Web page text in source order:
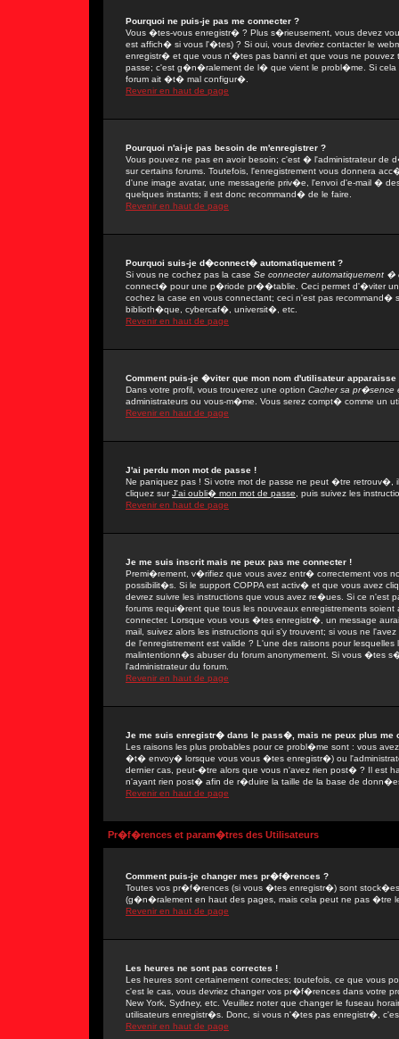
Pourquoi ne puis-je pas me connecter ?
Vous �tes-vous enregistr� ? Plus s�rieusement, vous devez
est affich� si vous l'�tes) ? Si oui, vous devriez contacter le
enregistr� et que vous n'�tes pas banni et que vous ne pouvez
passe; c'est g�n�ralement de l� que vient le probl�me. Si cela
forum ait �t� mal configur�.
Revenir en haut de page
Pourquoi n'ai-je pas besoin de m'enregistrer ?
Vous pouvez ne pas en avoir besoin; c'est � l'administrateur de
sur certains forums. Toutefois, l'enregistrement vous donnera
d'une image avatar, une messagerie priv�e, l'envoi d'e-mail �
quelques instants; il est donc recommand� de le faire.
Revenir en haut de page
Pourquoi suis-je d�connect� automatiquement ?
Si vous ne cochez pas la case Se connecter automatiquement �
connect� pour une p�riode pr��tablie. Ceci permet d'�viter
cochez la case en vous connectant; ceci n'est pas
biblioth�que, cybercaf�, universit�, etc.
Revenir en haut de page
Comment puis-je �viter que mon nom d'utilisateur
Dans votre profil, vous trouverez une option Cacher sa pr�sence
administrateurs ou vous-m�me. Vous serez compt� comme un
Revenir en haut de page
J'ai perdu mon mot de passe !
Ne paniquez pas ! Si votre mot de passe ne peut �tre
cliquez surJ'ai oubli� mon mot de passe , puis suivez les
Revenir en haut de page
Je me suis inscrit mais ne peux pas me connecter !
Premi�rement, v�rifiez que vous avez entr� correctement vos
possibilit�s. Si le support COPPA est activ� et que vous avez
devrez suivre les instructions que vous avez re�ues. Si ce
forums requi�rent que tous les nouveaux enregistrements
connecter. Lorsque vous vous �tes enregistr�, un message
mail, suivez alors les instructions qui s'y trouvent; si vous ne
de l'enregistrement est valide ? L'une des raisons pour
malintentionn�s abuser du forum anonymement. Si vous �tes
l'administrateur du forum.
Revenir en haut de page
Je me suis enregistr� dans le pass�, mais ne peux plus me
Les raisons les plus probables pour ce probl�me sont : vous
�t� envoy� lorsque vous vous �tes enregistr�) ou
dernier cas, peut-�tre alors que vous n'avez rien post� ? Il est
n'ayant rien post� afin de r�duire la taille de la base de
Revenir en haut de page
Pr�f�rences et param�tres des Utilisateurs
Comment puis-je changer mes pr�f�rences ?
Toutes vos pr�f�rences (si vous �tes enregistr�) sont
(g�n�ralement en haut des pages, mais cela peut ne pas �tre
Revenir en haut de page
Les heures ne sont pas correctes !
Les heures sont certainement correctes; toutefois, ce que vous
c'est le cas, vous devriez changer vos pr�f�rences dans votre
New York, Sydney, etc. Veuillez noter que changer le fuseau
utilisateurs enregistr�s. Donc, si vous n'�tes pas enregistr�,
Revenir en haut de page